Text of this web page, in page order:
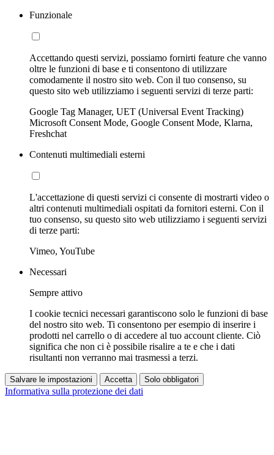
Funzionale
Accettando questi servizi, possiamo fornirti feature che vanno
oltre le funzioni di base e ti consentono di utilizzare
comodamente il nostro sito web. Con il tuo consenso, su
questo sito web utilizziamo i seguenti servizi di terze parti:
Google Tag Manager, UET (Universal Event Tracking)
Microsoft Consent Mode, Google Consent Mode, Klarna,
Freshchat
Contenuti multimediali esterni
L'accettazione di questi servizi ci consente di mostrarti video o
altri contenuti multimediali ospitati da fornitori esterni. Con il
tuo consenso, su questo sito web utilizziamo i seguenti servizi
di terze parti:
Vimeo, YouTube
Necessari
Sempre attivo
I cookie tecnici necessari garantiscono solo le funzioni di base
del nostro sito web. Ti consentono per esempio di inserire i
prodotti nel carrello o di accedere al tuo account cliente. Ciò
significa che non ci è possibile risalire a te e che i dati
risultanti non verranno mai trasmessi a terzi.
Salvare le impostazioni Accetta Solo obbligatori
Informativa sulla protezione dei dati